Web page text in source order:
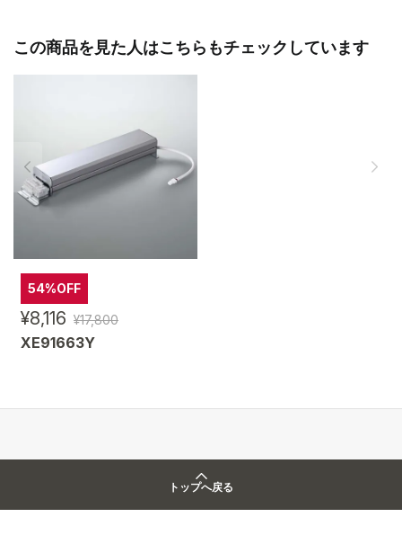
この商品を見た人はこちらもチェックしています
54%OFF
¥8,116 ¥17,800
XE91663Y
トップへ戻る